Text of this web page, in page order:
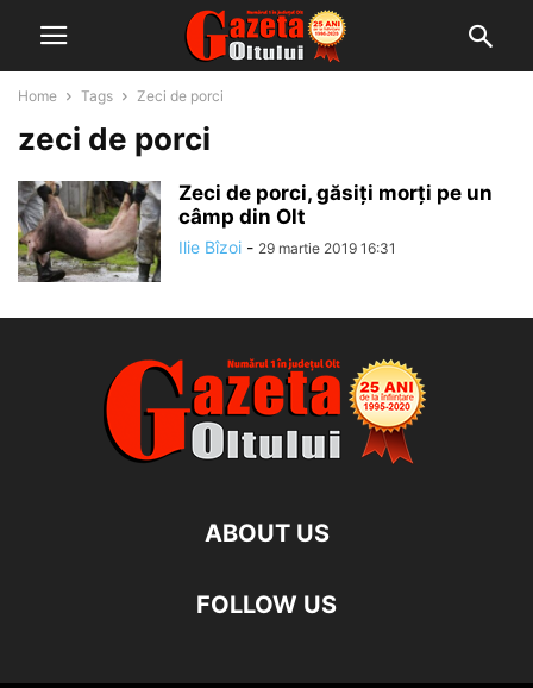
Home Tags Zeci de porci
zeci de porci
Zeci de porci, găsiți morți pe un
câmp din Olt
Ilie Bîzoi - 29 martie 2019 16:31
ABOUT US
FOLLOW US